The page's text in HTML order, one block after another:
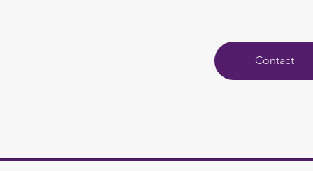
Contact